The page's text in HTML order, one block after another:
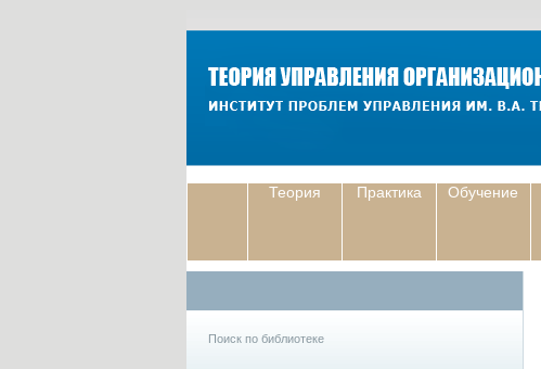
Теория Практика Обучение
Поиск по библиотеке